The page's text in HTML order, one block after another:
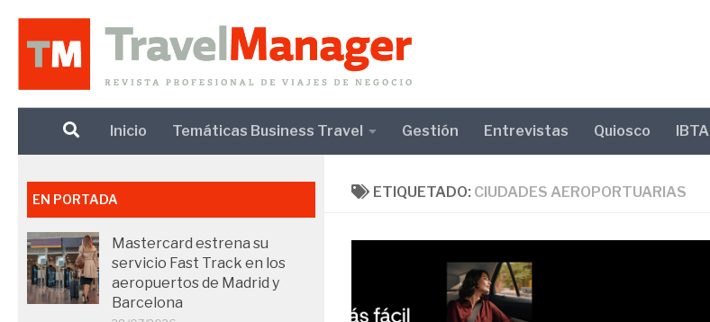
Debajo del contenido
Inicio Temáticas Business Travel Gestión Entrevistas Quiosco IBTA
ETIQUETADO: CIUDADES AEROPORTUARIAS
EN PORTADA
Mastercard estrena su
servicio Fast Track en los
aeropuertos de Madrid y
Barcelona